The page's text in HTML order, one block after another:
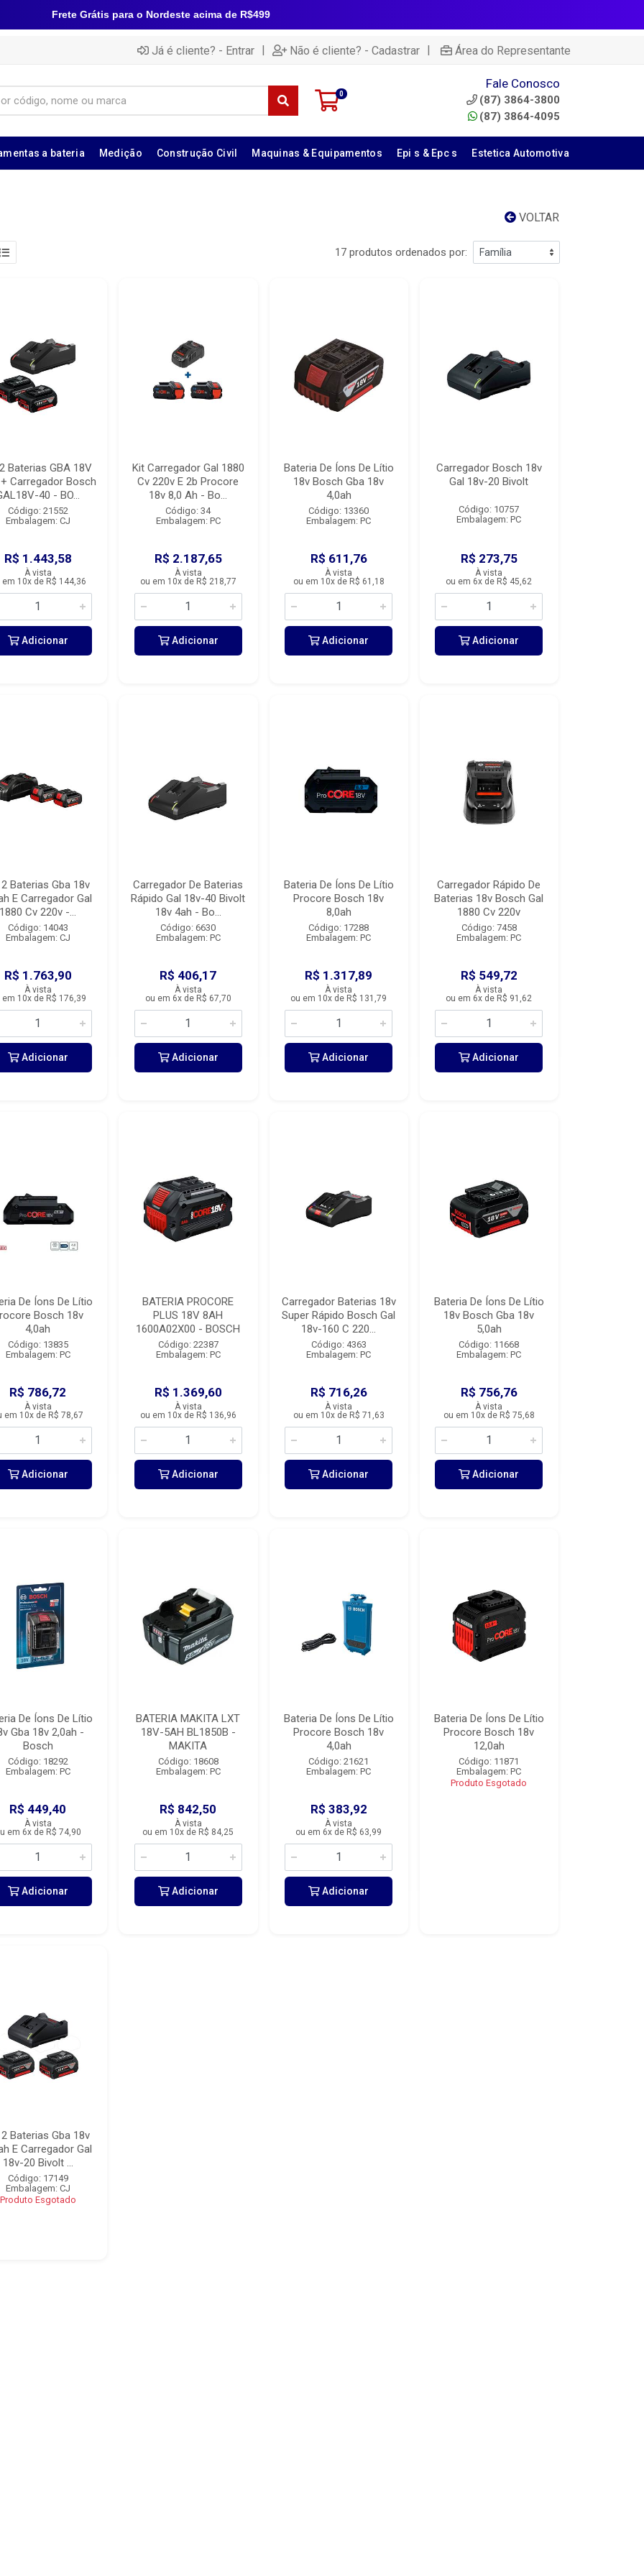
Já é cliente? - Entrar | Não é cliente? - Cadastrar | Área do Representante
0
Fale Conosco
(87) 3864-3800
(87) 3864-4095
Frete Grátis para o Nordeste acima de R$499
a bateria Medição Construção Civil Maquinas & Equipamentos Epi s & Epc s Estetica Automotiva
VOLTAR
17 produtos ordenados por:
Baterias GBA 18V
Carregador Bosch
40 - BO...
Código: 21552
Embalagem: CJ
R$ 1.443,58
À vista
em 10x de R$ 144,36
Adicionar
Kit Carregador Gal 1880
Cv 220v E 2b Procore
18v 8,0 Ah - Bo...
Código: 34
Embalagem: PC
R$ 2.187,65
À vista
ou em 10x de R$ 218,77
Adicionar
Bateria De Íons De Lítio
18v Bosch Gba 18v
4,0ah
Código: 13360
Embalagem: PC
R$ 611,76
À vista
ou em 10x de R$ 61,18
Adicionar
Carregador Bosch 18v
Gal 18v-20 Bivolt
Código: 10757
Embalagem: PC
R$ 273,75
À vista
ou em 6x de R$ 45,62
Adicionar
Baterias Gba 18v
E Carregador Gal
1880 Cv 220v -...
Código: 14043
Embalagem: CJ
R$ 1.763,90
À vista
em 10x de R$ 176,39
Adicionar
Carregador De Baterias
Rápido Gal 18v-40 Bivolt
18v 4ah - Bo...
Código: 6630
Embalagem: PC
R$ 406,17
À vista
ou em 6x de R$ 67,70
Adicionar
Bateria De Íons De Lítio
Procore Bosch 18v
8,0ah
Código: 17288
Embalagem: PC
R$ 1.317,89
À vista
ou em 10x de R$ 131,79
Adicionar
Carregador Rápido De
Baterias 18v Bosch Gal
1880 Cv 220v
Código: 7458
Embalagem: PC
R$ 549,72
À vista
ou em 6x de R$ 91,62
Adicionar
De Íons De Lítio
Bosch 18v
4,0ah
Código: 13835
Embalagem: PC
R$ 786,72
À vista
em 10x de R$ 78,67
Adicionar
BATERIA PROCORE
PLUS 18V 8AH
1600A02X00 - BOSCH
Código: 22387
Embalagem: PC
R$ 1.369,60
À vista
ou em 10x de R$ 136,96
Adicionar
Carregador Baterias 18v
Super Rápido Bosch Gal
18v-160 C 220...
Código: 4363
Embalagem: PC
R$ 716,26
À vista
ou em 10x de R$ 71,63
Adicionar
Bateria De Íons De Lítio
18v Bosch Gba 18v
5,0ah
Código: 11668
Embalagem: PC
R$ 756,76
À vista
ou em 10x de R$ 75,68
Adicionar
De Íons De Lítio
Gba 18v 2,0ah -
Bosch
Código: 18292
Embalagem: PC
R$ 449,40
À vista
em 6x de R$ 74,90
Adicionar
BATERIA MAKITA LXT
18V-5AH BL1850B -
MAKITA
Código: 18608
Embalagem: PC
R$ 842,50
À vista
ou em 10x de R$ 84,25
Adicionar
Bateria De Íons De Lítio
Procore Bosch 18v
4,0ah
Código: 21621
Embalagem: PC
R$ 383,92
À vista
ou em 6x de R$ 63,99
Adicionar
Bateria De Íons De Lítio
Procore Bosch 18v
12,0ah
Código: 11871
Embalagem: PC
Produto Esgotado
Baterias Gba 18v
E Carregador Gal
18v-20 Bivolt ...
Código: 17149
Embalagem: CJ
Produto Esgotado